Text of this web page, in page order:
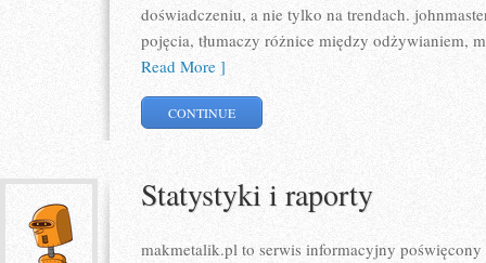
doświadczeniu, a nie tylko na trendach.
pojęcia, tłumaczy różnice między odżywianiem,
Read More ]
CONTINUE
Statystyki i raporty
makmetalik.pl to serwis informacyjny